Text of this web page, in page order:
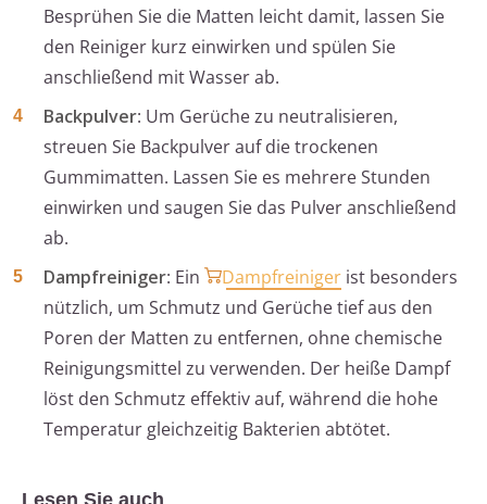
Besprühen Sie die Matten leicht damit, lassen Sie
den Reiniger kurz einwirken und spülen Sie
anschließend mit Wasser ab.
Backpulver: Um Gerüche zu neutralisieren,
streuen Sie Backpulver auf die trockenen
Gummimatten. Lassen Sie es mehrere Stunden
einwirken und saugen Sie das Pulver anschließend
ab.
Dampfreiniger: Ein Dampfreiniger ist besonders
nützlich, um Schmutz und Gerüche tief aus den
Poren der Matten zu entfernen, ohne chemische
Reinigungsmittel zu verwenden. Der heiße Dampf
löst den Schmutz effektiv auf, während die hohe
Temperatur gleichzeitig Bakterien abtötet.